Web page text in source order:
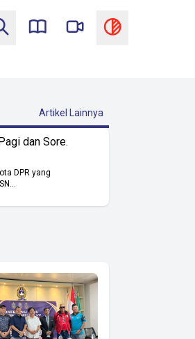
Artikel Lainnya
dan Sore.
DPR yang